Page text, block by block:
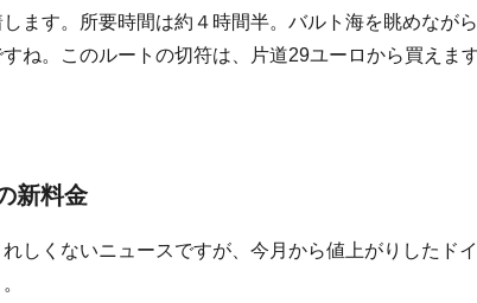
ます。所要時間は約４時間半。バルト海を眺めなが
ね。このルートの切符は、片道29ユーロから買えます
新料金
しくないニュースですが、今月から値上がりしたド